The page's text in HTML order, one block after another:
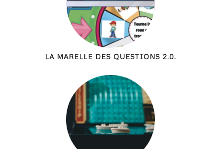
LA MARELLE DES QUESTIONS 2.0.